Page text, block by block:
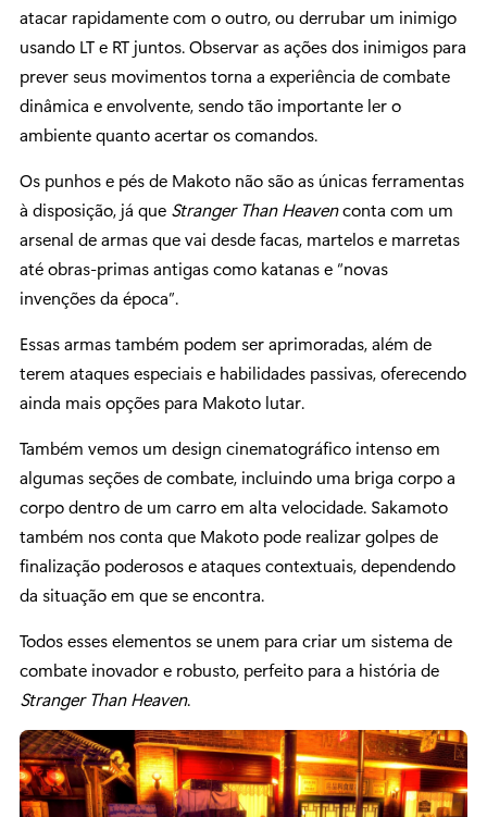
atacar rapidamente com o outro, ou derrubar um inimigo
usando LT e RT juntos. Observar as ações dos inimigos para
prever seus movimentos torna a experiência de combate
dinâmica e envolvente, sendo tão importante ler o
ambiente quanto acertar os comandos.
Os punhos e pés de Makoto não são as únicas ferramentas
à disposição, já que Stranger Than Heavenconta com um
arsenal de armas que vai desde facas, martelos e marretas
até obras-primas antigas como katanas e “novas
invenções da época”.
Essas armas também podem ser aprimoradas, além de
terem ataques especiais e habilidades passivas, oferecendo
ainda mais opções para Makoto lutar.
Também vemos um design cinematográfico intenso em
algumas seções de combate, incluindo uma briga corpo a
corpo dentro de um carro em alta velocidade. Sakamoto
também nos conta que Makoto pode realizar golpes de
finalização poderosos e ataques contextuais, dependendo
da situação em que se encontra.
Todos esses elementos se unem para criar um sistema de
combate inovador e robusto, perfeito para a história de
Stranger Than Heaven.